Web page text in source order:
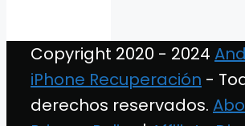
Copyright 2020 - 2024
iPhone Recuperación -
derechos reservados.